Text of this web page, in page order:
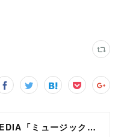
MuSIC_LIFE.MEDIA「ミュージックライフメディア」